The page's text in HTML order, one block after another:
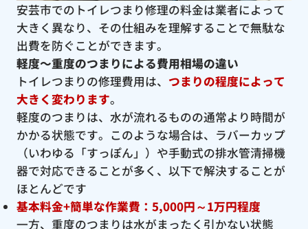
安芸市でのトイレつまり修理の料金は業者によって
大きく異なり、その仕組みを理解することで無駄な
出費を防ぐことができます。
軽度〜重度のつまりによる費用相場の違い
トイレつまりの修理費用は、 つまりの程度によって
大きく変わります。
軽度のつまりは、水が流れるものの通常より時間が
かかる状態です。このような場合は、ラバーカップ
（いわゆる「すっぽん」）や手動式の排水管清掃機
器で対応できることが多く、以下で解決することが
ほとんどです
基本料金+簡単な作業費：5,000円～1万円程度
一方、重度のつまりは水がまったく引かない状態